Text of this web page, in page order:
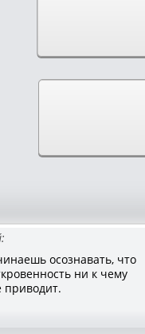
осознавать, что
ни к чему